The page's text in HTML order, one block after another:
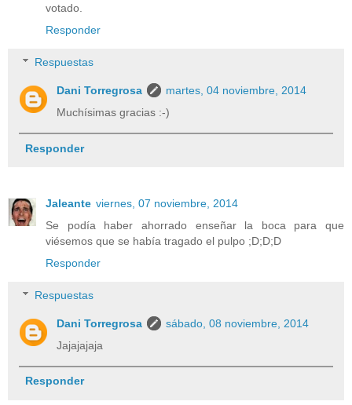
votado.
Responder
Respuestas
Dani Torregrosa
martes, 04 noviembre, 2014
Muchísimas gracias :-)
Responder
Jaleante viernes, 07 noviembre, 2014
Se podía haber ahorrado enseñar la boca para que
viésemos que se había tragado el pulpo ;D;D;D
Responder
Respuestas
Dani Torregrosa
sábado, 08 noviembre, 2014
Jajajajaja
Responder